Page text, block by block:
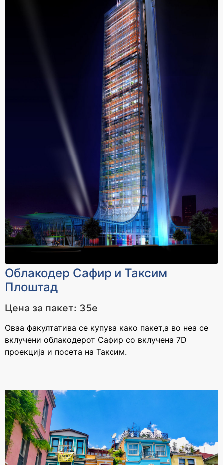
За уплата
27.000 - 30.000 ден
Cashback
1800 ден
2000 ден
За уплата
33.000 - 36.000 ден
Cashback
2200 ден
За уплата
36.000 - 39.000 ден
Cashback
2400 ден
За уплата
39.000 - 42.000 ден
Cashback
2600 ден
За уплата
42.000 - 45.000 ден
Cashback
2800 ден
За уплата
45.000 - 65.000 ден
Cashback
3300 ден
65.000 - 85.000 ден
Cashback
3700 ден
над 85.000 ден
Oблакодер Сафир и Таксим
Плоштад
Цена за пакет: 35е
Оваа факултатива се купува како пакет,а во неа се
вклучени облакодерот Сафир со вклучена 7D
проекција и посета на Таксим.